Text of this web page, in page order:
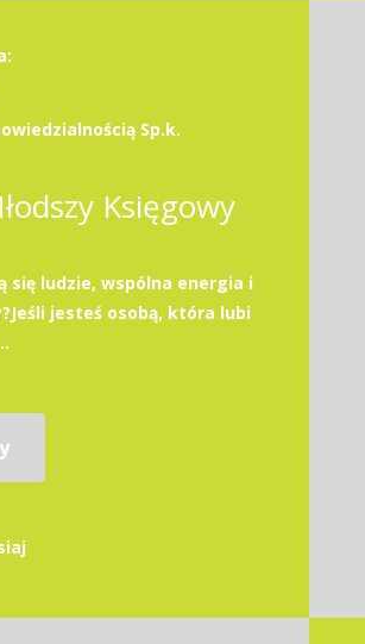
Sp.k.
Księgowy
się ludzie, wspólna energia i
jesteś osobą, która lubi